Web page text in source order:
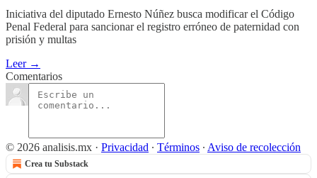
Iniciativa del diputado Ernesto Núñez busca modificar el Código
Penal Federal para sancionar el registro erróneo de paternidad con
prisión y multas
Leer →
Comentarios
© 2026 analisis.mx · Privacidad ∙ Términos ∙ Aviso de recolección
Crea tu Substack